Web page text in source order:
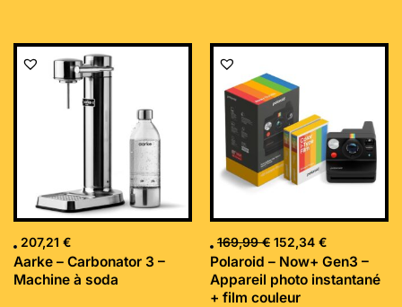
207,21 €
Aarke – Carbonator 3 –
Machine à soda
169,99€
Le
initial
était :
169,99 €.
152,34 €
Le
Polaroid – Now+ Gen3 –
Appareil photo instantané
+ film couleur